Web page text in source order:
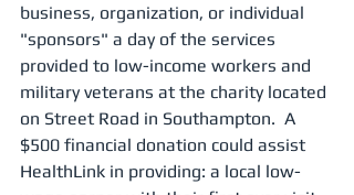
business, organization, or individual
"sponsors" a day of the services
provided to low-income workers and
military veterans at the charity located
on Street Road in Southampton.  A
$500 financial donation could assist
HealthLink in providing: a local low-